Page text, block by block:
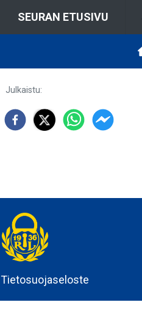
SEURAN ETUSIVU
Julkaistu:
Tietosuojaseloste